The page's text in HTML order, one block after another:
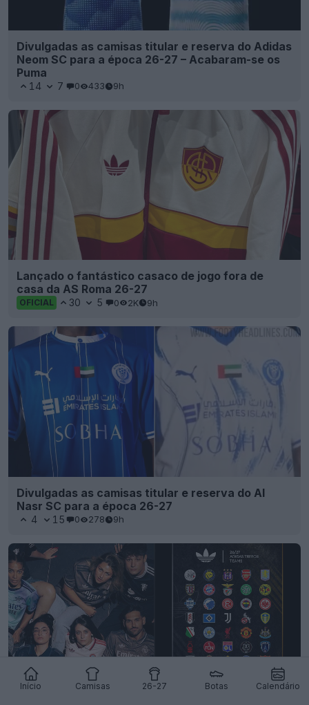
Início Camisas 26-27 Botas Calendário
Divulgadas as camisas titular e reserva do Adidas
Neom SC para a época 26-27 – Acabaram-se os
Puma
14 7 0 433 9h
Lançado o fantástico casaco de jogo fora de
casa da AS Roma 26-27
OFICIAL 30 5 0 2K 9h
Divulgadas as camisas titular e reserva do Al
Nasr SC para a época 26-27
4 15 0 278 9h